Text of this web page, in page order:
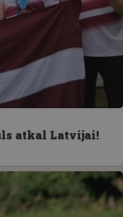
atkal Latvijai!